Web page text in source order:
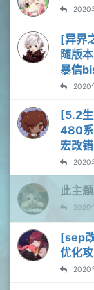
2020
[异界
随版
暴信
2020
[5.2
480系
宏改
2020
此主题
2020
[sep
优化
2020